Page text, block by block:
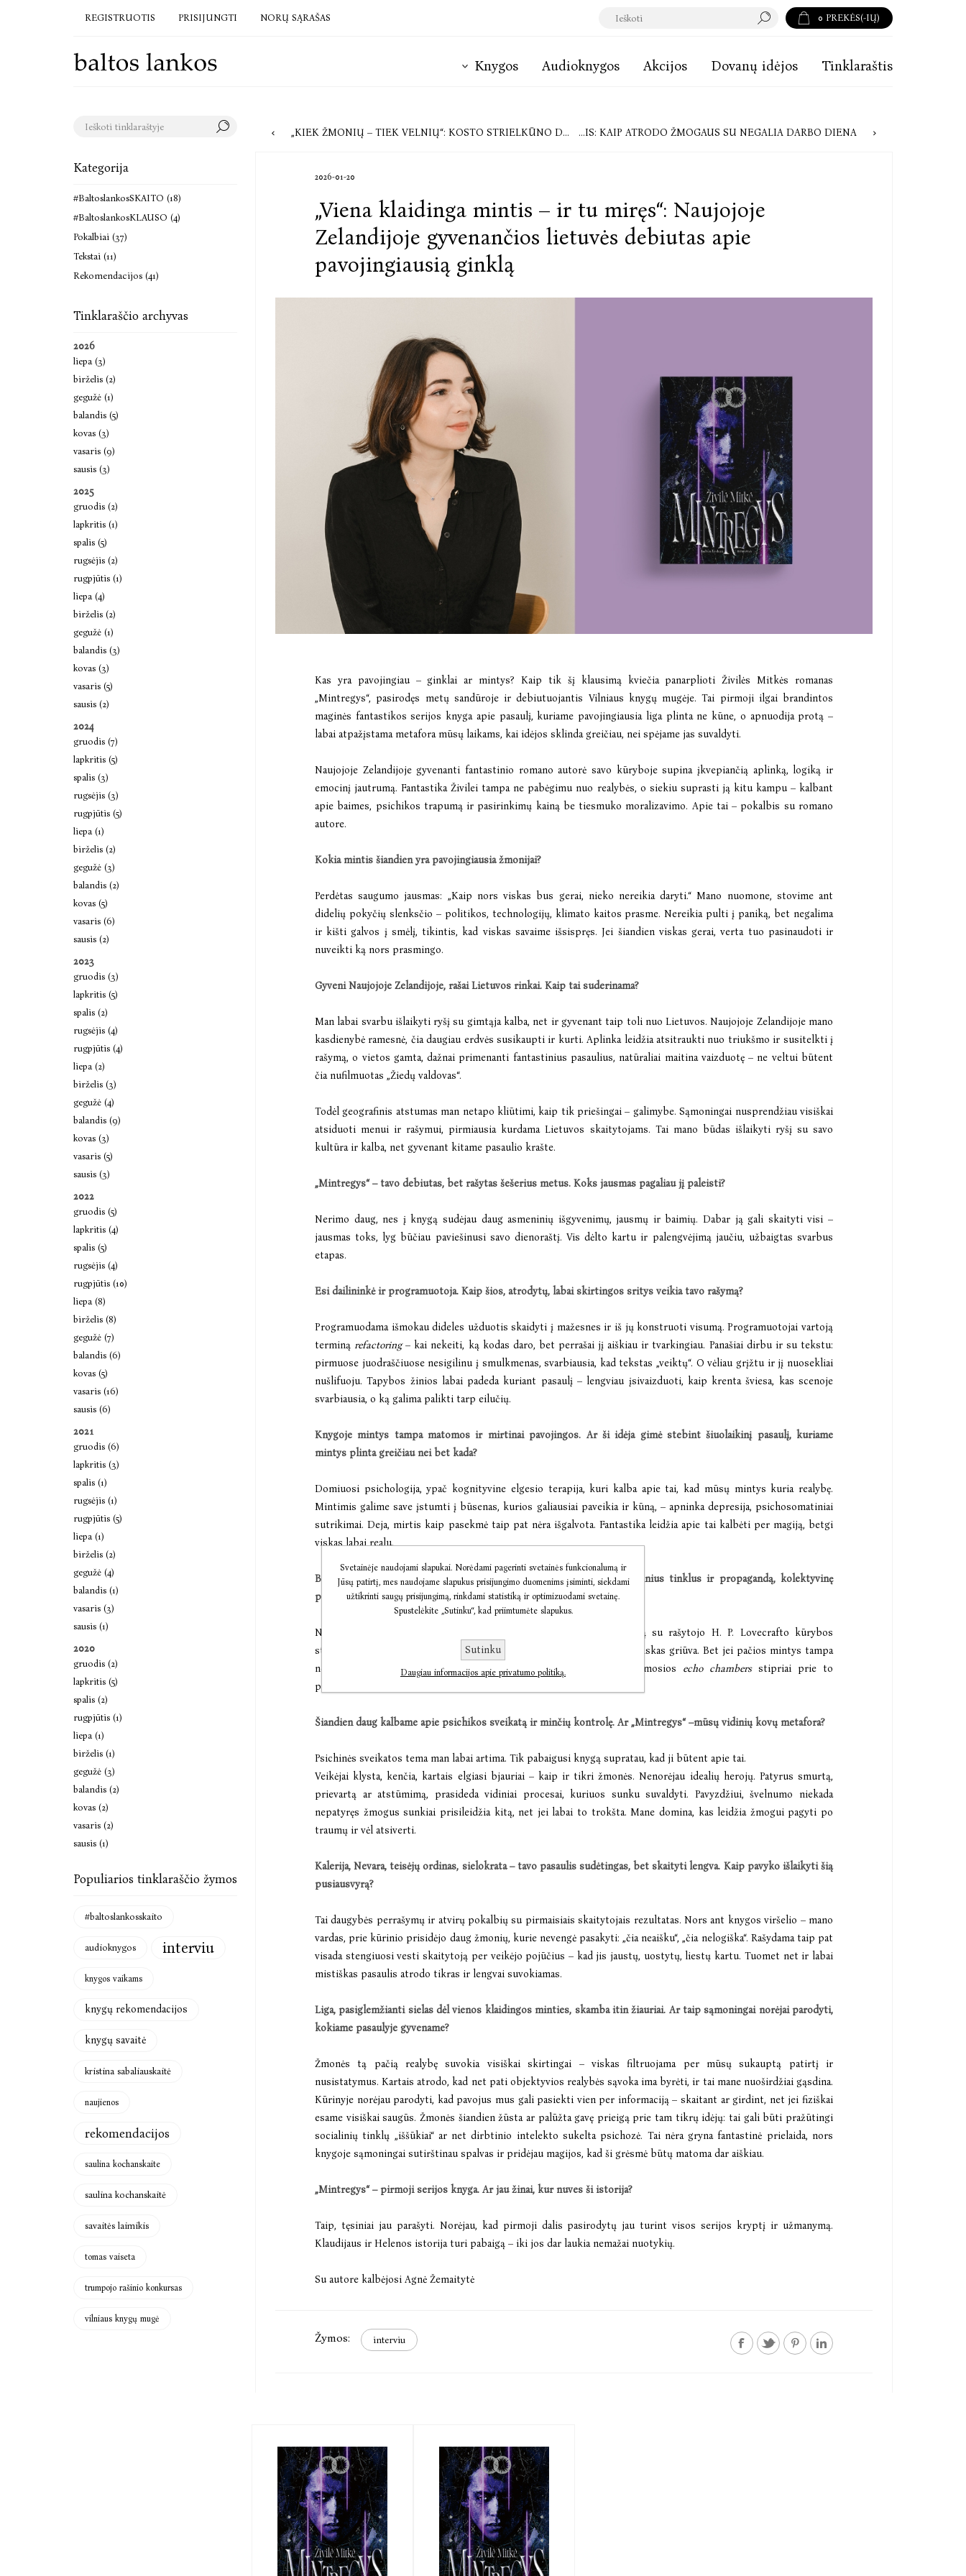
REGISTRUOTIS PRISIJUNGTI NORŲ SĄRAŠAS 0 PREKĖS(-IŲ)
Knygos Audioknygos Akcijos Dovanų idėjos Tinklaraštis
„KIEK ŽMONIŲ – TIEK VELNIŲ“: KOSTO STRIELKŪNO DETEKTYVAS APIE TAI, NUO KO NEPABĖGAMA STIKLO DURYS, SUSIRINKIMAS BE SUBTITRŲ IR „NEPRIVALOMAS“ VAKARĖLIS: KAIP ATRODO ŽMOGAUS SU NEGALIA DARBO DIENA
2026-01-20
„Viena klaidinga mintis – ir tu miręs“: Naujojoje
Zelandijoje gyvenančios lietuvės debiutas apie
pavojingiausią ginklą
Kas yra pavojingiau – ginklai ar mintys? Kaip tik šį klausimą kviečia panarplioti Živilės Mitkės romanas
„Mintregys“, pasirodęs metų sandūroje ir debiutuojantis Vilniaus knygų mugėje. Tai pirmoji ilgai brandintos
maginės fantastikos serijos knyga apie pasaulį, kuriame pavojingiausia liga plinta ne kūne, o apnuodija protą –
labai atpažįstama metafora mūsų laikams, kai idėjos sklinda greičiau, nei spėjame jas suvaldyti.
Naujojoje Zelandijoje gyvenanti fantastinio romano autorė savo kūryboje supina įkvepiančią aplinką, logiką ir
emocinį jautrumą. Fantastika Živilei tampa ne pabėgimu nuo realybės, o siekiu suprasti ją kitu kampu – kalbant
apie baimes, psichikos trapumą ir pasirinkimų kainą be tiesmuko moralizavimo. Apie tai – pokalbis su romano
autore.
Kokia mintis šiandien yra pavojingiausia žmonijai?
Perdėtas saugumo jausmas: „Kaip nors viskas bus gerai, nieko nereikia daryti.“ Mano nuomone, stovime ant
didelių pokyčių slenksčio – politikos, technologijų, klimato kaitos prasme. Nereikia pulti į paniką, bet negalima
ir kišti galvos į smėlį, tikintis, kad viskas savaime išsispręs. Jei šiandien viskas gerai, verta tuo pasinaudoti ir
nuveikti ką nors prasmingo.
Gyveni Naujojoje Zelandijoje, rašai Lietuvos rinkai. Kaip tai suderinama?
Man labai svarbu išlaikyti ryšį su gimtąja kalba, net ir gyvenant taip toli nuo Lietuvos. Naujojoje Zelandijoje mano
kasdienybė ramesnė, čia daugiau erdvės susikaupti ir kurti. Aplinka leidžia atsitraukti nuo triukšmo ir susitelkti į
rašymą, o vietos gamta, dažnai primenanti fantastinius pasaulius, natūraliai maitina vaizduotę – ne veltui būtent
čia nufilmuotas „Žiedų valdovas“.
Todėl geografinis atstumas man netapo kliūtimi, kaip tik priešingai – galimybe. Sąmoningai nusprendžiau visiškai
atsiduoti menui ir rašymui, pirmiausia kurdama Lietuvos skaitytojams. Tai mano būdas išlaikyti ryšį su savo
kultūra ir kalba, net gyvenant kitame pasaulio krašte.
„Mintregys“ – tavo debiutas, bet rašytas šešerius metus. Koks jausmas pagaliau jį paleisti?
Nerimo daug, nes į knygą sudėjau daug asmeninių išgyvenimų, jausmų ir baimių. Dabar ją gali skaityti visi –
jausmas toks, lyg būčiau paviešinusi savo dienoraštį. Vis dėlto kartu ir palengvėjimą jaučiu, užbaigtas svarbus
etapas.
Esi dailininkė ir programuotoja. Kaip šios, atrodytų, labai skirtingos sritys veikia tavo rašymą?
Programuodama išmokau dideles užduotis skaidyti į mažesnes ir iš jų konstruoti visumą. Programuotojai vartoją
terminą refactoring– kai nekeiti, ką kodas daro, bet perrašai jį aiškiau ir tvarkingiau. Panašiai dirbu ir su tekstu:
pirmuose juodraščiuose nesigilinu į smulkmenas, svarbiausia, kad tekstas „veiktų“. O vėliau grįžtu ir jį nuosekliai
nušlifuoju. Tapybos žinios labai padeda kuriant pasaulį – lengviau įsivaizduoti, kaip krenta šviesa, kas scenoje
svarbiausia, o ką galima palikti tarp eilučių.
Knygoje mintys tampa matomos ir mirtinai pavojingos. Ar ši idėja gimė stebint šiuolaikinį pasaulį, kuriame
mintys plinta greičiau nei bet kada?
Domiuosi psichologija, ypač kognityvine elgesio terapija, kuri kalba apie tai, kad mūsų mintys kuria realybę.
Mintimis galime save įstumti į būsenas, kurios galiausiai paveikia ir kūną, – apninka depresija, psichosomatiniai
sutrikimai. Deja, mirtis kaip pasekmė taip pat nėra išgalvota. Fantastika leidžia apie tai kalbėti per magiją, betgi
viskas labai realu.
Blogis tavo knygoje – ne monstras, o idėjos. Ar galvojai apie socialinius tinklus ir propagandą, kolektyvinę
paniką?
Norėjosi sukurti sunkiai apčiuopiamą
grėsmę, susijusią su rašytojo H. P. Lovecrafto kūrybos
stilistika. Esu patyrusi, kad mintys būna paskutinis prieglobstis, kai viskas griūva. Bet jei pačios mintys tampa
nesaugios, nebelieka kur trauktis. Informacijos „burbulai“ ir vadinamosios echo chambersstipriai prie to
prisideda – žmogaus sąmonė labai trapi.
Šiandien daug kalbame apie psichikos sveikatą ir minčių kontrolę. Ar „Mintregys“ –mūsų vidinių kovų metafora?
Psichinės sveikatos tema man labai artima. Tik pabaigusi knygą supratau, kad ji būtent apie tai.
Veikėjai klysta, kenčia, kartais elgiasi bjauriai – kaip ir tikri žmonės. Nenorėjau idealių herojų. Patyrus smurtą,
prievartą ar atstūmimą, prasideda vidiniai procesai, kuriuos sunku suvaldyti. Pavyzdžiui, švelnumo niekada
nepatyręs žmogus sunkiai prisileidžia kitą, net jei labai to trokšta. Mane domina, kas leidžia žmogui pagyti po
traumų ir vėl atsiverti.
Kalerija, Nevara, teisėjų ordinas, sielokrata – tavo pasaulis sudėtingas, bet skaityti lengva. Kaip pavyko išlaikyti šią
pusiausvyrą?
Tai daugybės perrašymų ir atvirų pokalbių su pirmaisiais skaitytojais rezultatas. Nors ant knygos viršelio – mano
vardas, prie kūrinio prisidėjo daug žmonių, kurie nevengė pasakyti: „čia neaišku“, „čia nelogiška“. Rašydama taip pat
visada stengiuosi vesti skaitytoją per veikėjo pojūčius – kad jis jaustų, uostytų, liestų kartu. Tuomet net ir labai
mistiškas pasaulis atrodo tikras ir lengvai suvokiamas.
Liga, pasiglemžianti sielas dėl vienos klaidingos minties, skamba itin žiauriai. Ar taip sąmoningai norėjai parodyti,
kokiame pasaulyje gyvename?
Žmonės tą pačią realybę suvokia visiškai skirtingai – viskas filtruojama per mūsų sukauptą patirtį ir
nusistatymus. Kartais atrodo, kad net pati objektyvios realybės sąvoka ima byrėti, ir tai mane nuoširdžiai gąsdina.
Kūrinyje norėjau parodyti, kad pavojus mus gali pasiekti vien per informaciją – skaitant ar girdint, net jei fiziškai
esame visiškai saugūs. Žmonės šiandien žūsta ar palūžta gavę prieigą prie tam tikrų idėjų: tai gali būti pražūtingi
socialinių tinklų „iššūkiai“ ar net dirbtinio intelekto sukelta psichozė. Tai nėra gryna fantastinė prielaida, nors
knygoje sąmoningai sutirštinau spalvas ir pridėjau magijos, kad ši grėsmė būtų matoma dar aiškiau.
„Mintregys“ – pirmoji serijos knyga. Ar jau žinai, kur nuves ši istorija?
Taip, tęsiniai jau parašyti. Norėjau, kad pirmoji dalis pasirodytų jau turint visos serijos kryptį ir užmanymą.
Klaudijaus ir Helenos istorija turi pabaigą – iki jos dar laukia nemažai nuotykių.
Su autore kalbėjosi Agnė Žemaitytė
Žymos: interviu
Kategorija
#BaltoslankosSKAITO (18)
#BaltoslankosKLAUSO (4)
Pokalbiai (37)
Tekstai (11)
Rekomendacijos (41)
Tinklaraščio archyvas
2026
liepa (3)
birželis (2)
gegužė (1)
balandis (5)
kovas (3)
vasaris (9)
sausis (3)
2025
gruodis (2)
lapkritis (1)
spalis (5)
rugsėjis (2)
rugpjūtis (1)
liepa (4)
birželis (2)
gegužė (1)
balandis (3)
kovas (3)
vasaris (5)
sausis (2)
2024
gruodis (7)
lapkritis (5)
spalis (3)
rugsėjis (3)
rugpjūtis (5)
liepa (1)
birželis (2)
gegužė (3)
balandis (2)
kovas (5)
vasaris (6)
sausis (2)
2023
gruodis (3)
lapkritis (5)
spalis (2)
rugsėjis (4)
rugpjūtis (4)
liepa (2)
birželis (3)
gegužė (4)
balandis (9)
kovas (3)
vasaris (5)
sausis (3)
2022
gruodis (5)
lapkritis (4)
spalis (5)
rugsėjis (4)
rugpjūtis (10)
liepa (8)
birželis (8)
gegužė (7)
balandis (6)
kovas (5)
vasaris (16)
sausis (6)
2021
gruodis (6)
lapkritis (3)
spalis (1)
rugsėjis (1)
rugpjūtis (5)
liepa (1)
birželis (2)
gegužė (4)
balandis (1)
vasaris (3)
sausis (1)
2020
gruodis (2)
lapkritis (5)
spalis (2)
rugpjūtis (1)
liepa (1)
birželis (1)
gegužė (3)
balandis (2)
kovas (2)
vasaris (2)
sausis (1)
Populiarios tinklaraščio žymos
#baltoslankosskaito
audioknygos interviu
knygos vaikams
knygų rekomendacijos
knygų savaitė
kristina sabaliauskaitė
naujienos
rekomendacijos
saulina kochanskaite
saulina kochanskaitė
savaitės laimikis
tomas vaiseta
trumpojo rašinio konkursas
vilniaus knygų mugė
Svetainėje naudojami slapukai. Norėdami pagerinti svetainės funkcionalumą ir
Jūsų patirtį, mes naudojame slapukus prisijungimo duomenims įsiminti, siekdami
užtikrinti saugų prisijungimą, rinkdami statistiką ir optimizuodami svetainę.
Spustelėkite „Sutinku“, kad priimtumėte slapukus.
Sutinku
Daugiau informacijos apie privatumo politiką.